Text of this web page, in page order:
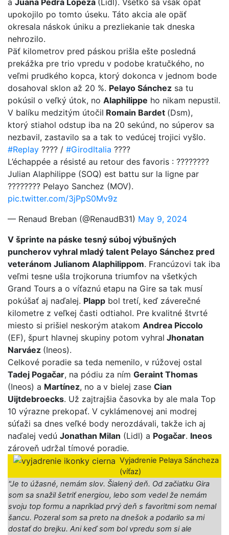
a Juana Pedra Lópeza (Lidl). Všetko sa však opäť
upokojilo po tomto úseku. Táto akcia ale opäť
okresala náskok úniku a prezliekanie tak dneska
nehrozilo.
Päť kilometrov pred páskou prišla ešte posledná
prekážka pre trio vpredu v podobe kratučkého, no
veľmi prudkého kopca, ktorý dokonca v jednom bode
dosahoval sklon až 20 %. Pelayo Sánchez sa tu
pokúsil o veľký útok, no Alaphilippe ho nikam nepustil.
V balíku medzitým útočil Romain Bardet (Dsm),
ktorý stiahol odstup iba na 20 sekúnd, no súperov sa
nezbavil, zastavilo sa a tak to vedúcej trojici vyšlo.
#Replay ???? / #GirodItalia ????
L’échappée a résisté au retour des favoris : ????????
Julian Alaphilippe (SOQ) est battu sur la ligne par
???????? Pelayo Sanchez (MOV).
pic.twitter.com/3jPpS0Mv9z
— Renaud Breban (@RenaudB31) May 9, 2024
V šprinte na páske tesný súboj výbušných
puncherov vyhral mladý talent Pelayo Sánchez pred
veteránom Julianom Alaphilippom. Francúzovi tak iba
veľmi tesne ušla trojkoruna triumfov na všetkých
Grand Tours a o víťaznú etapu na Gire sa tak musí
pokúšať aj naďalej. Plapp bol tretí, keď záverečné
kilometre z veľkej časti odtiahol. Pre kvalitné štvrté
miesto si prišiel neskorým atakom Andrea Piccolo
(EF), špurt hlavnej skupiny potom vyhral Jhonatan
Narváez (Ineos).
Celkové poradie sa teda nemenilo, v rúžovej ostal
Tadej Pogačar, na pódiu za ním Geraint Thomas
(Ineos) a Martínez, no a v bielej zase Cian
Uijtdebroecks. Už zajtrajšia časovka by ale mala Top
10 výrazne prekopať. V cyklámenovej ani modrej
súťaži sa dnes veľké body nerozdávali, takže ich aj
naďalej vedú Jonathan Milan (Lidl) a Pogačar. Ineos
zároveň udržal tímové poradie.
Vyjadrenie Pelaya Sáncheza
(víťaz)
"Je to úžasné, nemám slov. Šialený deň. Od začiatku Gira
som sa snažil šetriť energiou, lebo som vedel že nemám
svoju top formu a napríklad prvý deň s favoritmi som nemal
šancu. Pozeral som sa preto na dnešok a podarilo sa mi
dostať do brejku. Ani keď som bol vpredu som si ale